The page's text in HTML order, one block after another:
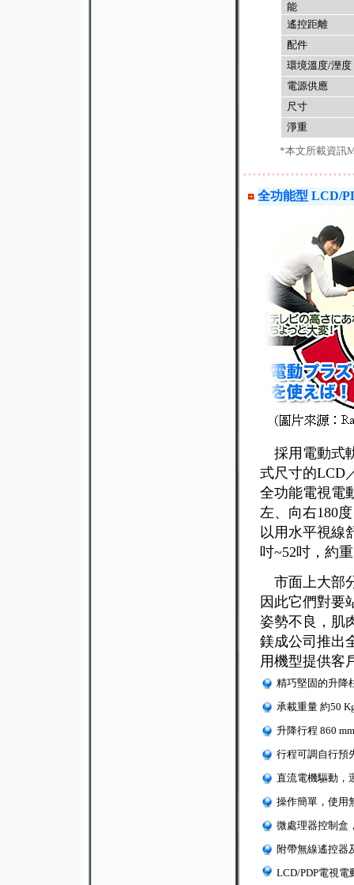
能
遙控距離
配件
環境溫度/溼度
電源供應
尺寸
淨重
*本文所載資訊
全功能型 LCD/
採用電動式
式尺寸的LCD
全功能電視電
左、向右180
以用水平視線
吋~52吋，約
市面上大部
因此它們對要
姿勢不良，肌
鎂成公司推出
用機型提供客
精巧堅固的升降
承載重量 約50
升降行程 860
行程可調自行預
直流電機驅動，
操作簡單，使用
微處理器控制盒
附帶無線遙控器
LCD/PDP電視